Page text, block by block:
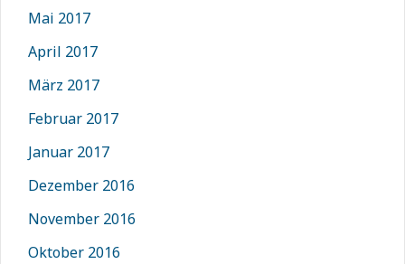
Mai 2017
April 2017
März 2017
Februar 2017
Januar 2017
Dezember 2016
November 2016
Oktober 2016